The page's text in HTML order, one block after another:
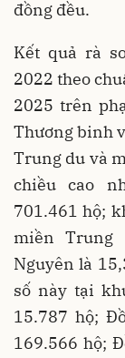
đồng đều.
Kết quả rà
2022 theo
2025 trên
Thương binh
Trung du và
chiều cao
701.461 hộ;
miền Trung
Nguyên là
số này tại
15.787 hộ;
169.566 hộ;